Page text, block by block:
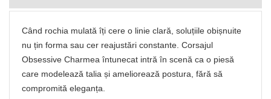
Când rochia mulată îți cere o linie clară, soluțiile obișnuite
nu țin forma sau cer reajustări constante. Corsajul
Obsessive Charmea întunecat intră în scenă ca o piesă
care modelează talia și ameliorează postura, fără să
compromită eleganța.